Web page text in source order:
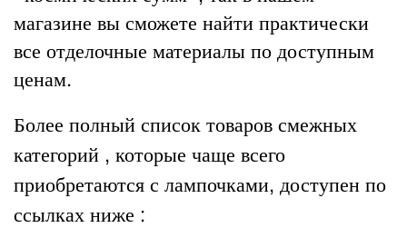
магазине вы сможете найти практически
все отделочные материалы по доступным
ценам.
Более полный список товаров смежных
категорий , которые чаще всего
приобретаются с лампочками, доступен по
ссылках ниже :